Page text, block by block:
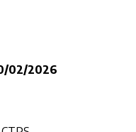
02/2026